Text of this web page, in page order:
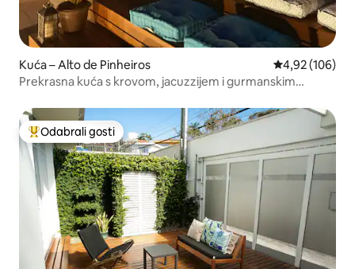
Kuća – Alto de Pinheiros Prosječna
4,92 (106)
Prekrasna kuća s krovom, jacuzzijem i gurmanskim
Među najviše rangiranima s oznakom „Odabrali gosti”
Odabrali gosti